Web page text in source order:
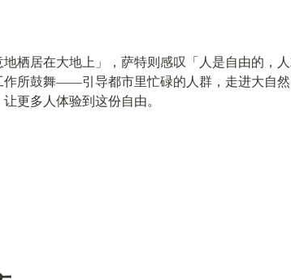
栖居在大地上」，萨特则感叹「人是自由的，
作所鼓舞——引导都市里忙碌的人群，走进大自
更多人体验到这份自由。